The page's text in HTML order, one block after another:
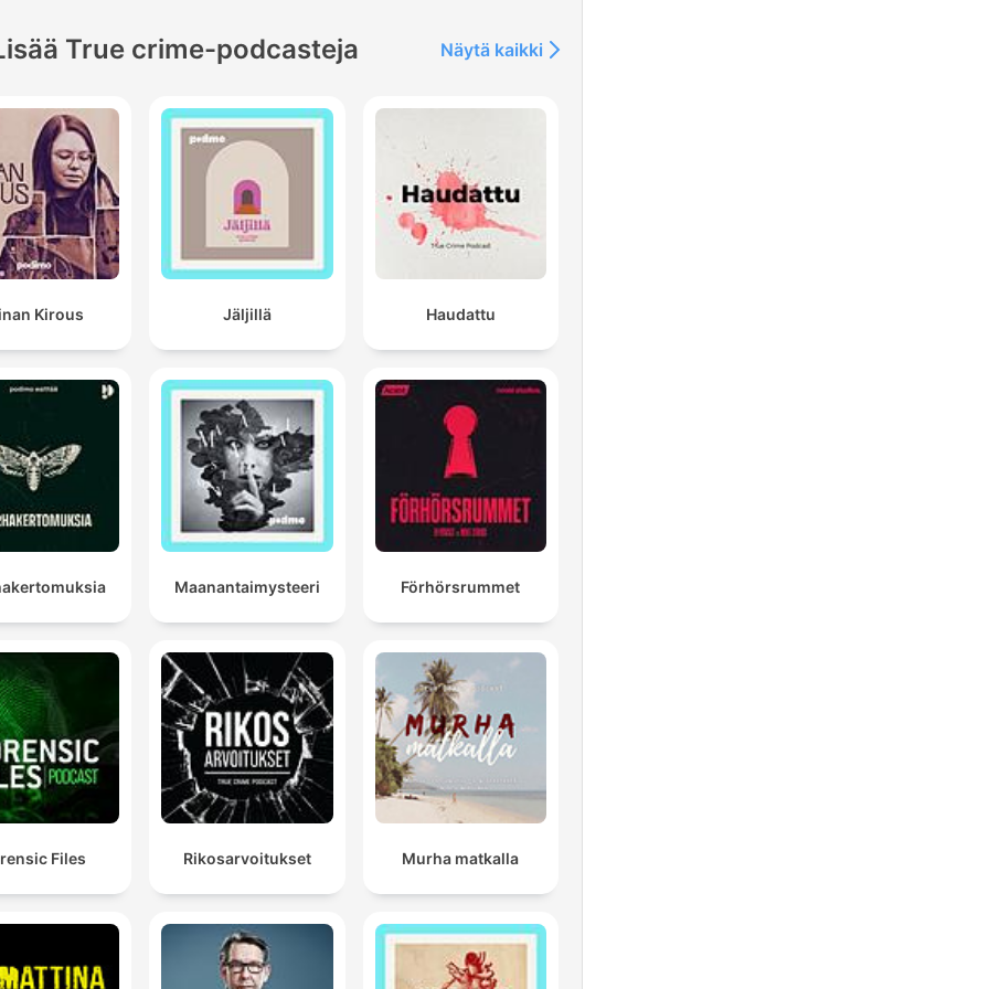
00:36:00 · Lupin conclut en expliquant la simplicité apparente de
son plan complexe pour dévaliser le château.
« Je n'assisterai pas à mon procès. »
00:41:01 · Lupin affirme avec arrogance son refus de participer
aux procédures judiciaires qui le concernent.
True crime-podcasteja Näytä kaikki
Kirous Jäljillä Haudattu
Maanantaimysteeri Förhörsrummet
Files Rikosarvoitukset Murha matkalla